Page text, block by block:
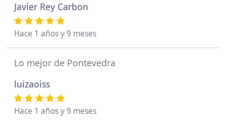
Javier Rey Carbon
Hace 1 años y 9 meses
Lo mejor de Pontevedra
luizaoiss
Hace 1 años y 9 meses